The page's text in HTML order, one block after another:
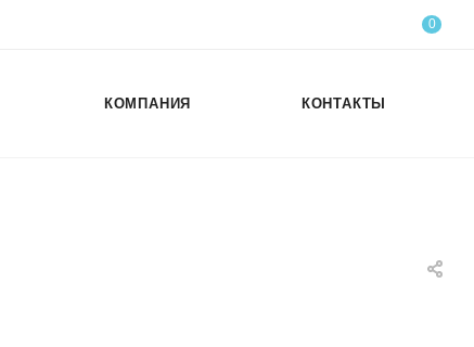
0
КОМПАНИЯ КОНТАКТЫ